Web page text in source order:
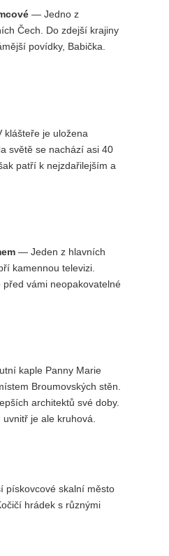
— Jedno z
Čech. Do zdejší krajiny
povídky, Babička.
je uložena
světě se nachází asi 40
patří k nejzdařilejším a
— Jeden z hlavních
kamennou televizi.
před vámi neopakovatelné
kaple Panny Marie
Broumovských stěn.
architektů své doby.
je ale kruhová.
pískovcové skalní město
hrádek s různými